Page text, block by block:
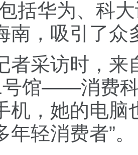
括华为、科
南，吸引了众
采访时，来
馆——消费科
机，她的电脑
轻消费者”。